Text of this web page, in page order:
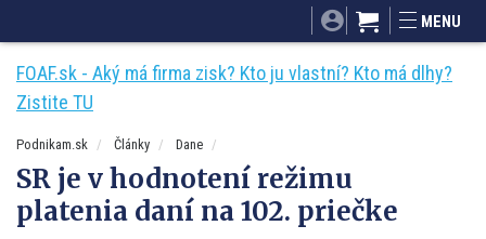
Mnamky-recepty.sk
MENU
FOAF.sk - Aký má firma zisk? Kto ju vlastní? Kto má dlhy?
Zistite TU
Podnikam.sk Články Dane
SR je v hodnotení režimu
platenia daní na 102. priečke